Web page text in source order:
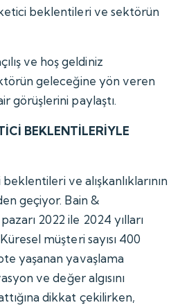
beklentileri ve sektörün
ve hoş geldiniz
geleceğine yön veren
görüşlerini paylaştı.
BEKLENTİLERİYLE
ve alışkanlıklarının
geçiyor. Bain &
2022 ile 2024 yılları
müşteri sayısı 400
yaşanan yavaşlama
ve değer algısını
dikkat çekilirken,